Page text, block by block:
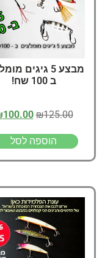
מבצע 5 גיגים
ב 100 שח!
₪125.00
100.00
הוספה לסל